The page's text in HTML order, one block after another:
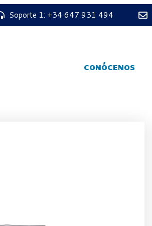
Soporte 1: +34 647 931 494
CONÓCENOS